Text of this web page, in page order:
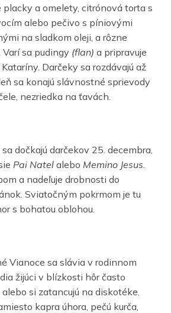
placky a omelety, citrónová torta s
alebo pečivo s píniovými
na sladkom oleji, a rôzne
sa pudingy (flan) a pripravuje
Darčeky sa rozdávajú až
sa konajú slávnostné sprievody
nezriedka na ťavách.
dočkajú darčekov 25. decembra,
Pai Natel alebo Memino Jesus
a nadeľuje drobnosti do
Sviatočným pokrmom je tu
s bohatou oblohou.
Vianoce sa slávia v rodinnom
žijúci v blízkosti hôr často
si zatancujú na diskotéke.
kapra úhora, pečú kurča,